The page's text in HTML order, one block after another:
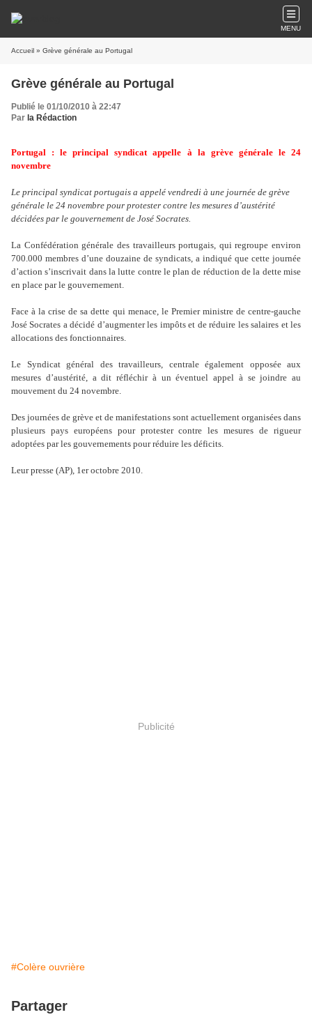
MENU
Accueil » Grève générale au Portugal
Grève générale au Portugal
Publié le 01/10/2010 à 22:47
Par la Rédaction
Portugal : le principal syndicat appelle à la grève générale le 24
novembre
Le principal syndicat portugais a appelé vendredi à une journée de grève
générale le 24 novembre pour protester contre les mesures d’austérité
décidées par le gouvernement de José Socrates.
La Confédération générale des travailleurs portugais, qui regroupe environ
700.000 membres d’une douzaine de syndicats, a indiqué que cette journée
d’action s’inscrivait dans la lutte contre le plan de réduction de la dette mise
en place par le gouvernement.
Face à la crise de sa dette qui menace, le Premier ministre de centre-gauche
José Socrates a décidé d’augmenter les impôts et de réduire les salaires et les
allocations des fonctionnaires.
Le Syndicat général des travailleurs, centrale également opposée aux
mesures d’austérité, a dit réfléchir à un éventuel appel à se joindre au
mouvement du 24 novembre.
Des journées de grève et de manifestations sont actuellement organisées dans
plusieurs pays européens pour protester contre les mesures de rigueur
adoptées par les gouvernements pour réduire les déficits.
Leur presse (AP), 1er octobre 2010.
Publicité
#Colère ouvrière
Partager